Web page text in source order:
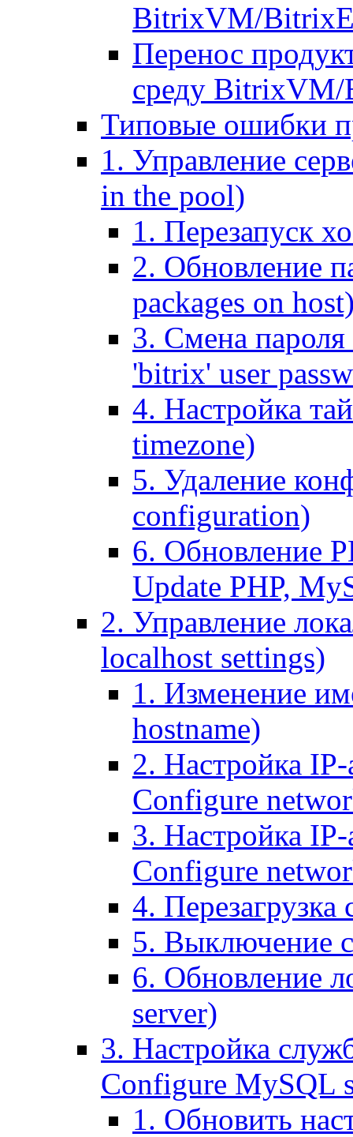
BitrixVM/
Перенос
среду
Типовые ошибки
1. Управление
in the pool)
1. Перезапуск
2. Обновление
packages on
3. Смена пароля
'bitrix' user
4. Настройка
timezone)
5. Удаление
configuration)
6. Обновление
Update PHP,
2. Управление
localhost settings)
1. Изменение
hostname)
2. Настройка IP-
Configure
3. Настройка
Configure
4. Перезагрузка
5. Выключение
6. Обновление
server)
3. Настройка
Configure MySQL
1. Обновить